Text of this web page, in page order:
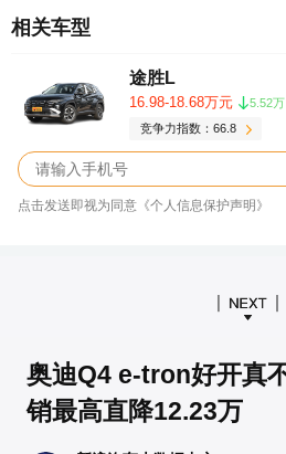
相关车型
途胜L
16.98-18.68万元
5.52万
竞争力指数：66.8
点击发送即视为同意《个人信息保护声明》
奥迪Q4 e-tron好开真
销最高直降12.23万